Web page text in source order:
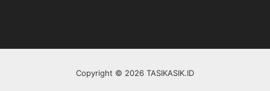
Copyright © 2026 TASIKASIK.ID